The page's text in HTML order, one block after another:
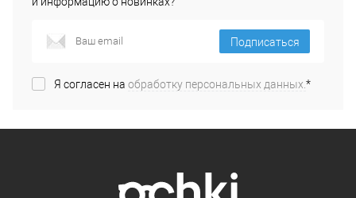
Подписаться
Я согласен на обработку персональных данных.*